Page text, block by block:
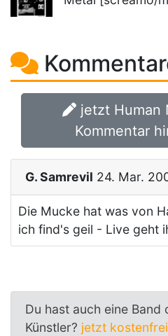
jetzt Human
Kommentar
G. Samrevil 24. Mar.
Die Mucke hat was von
ich find's geil - Live geht
Du hast auch eine
Künstler? jetzt